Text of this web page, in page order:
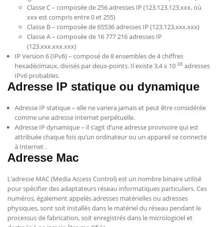
Classe C – composée de 256 adresses IP (123.123.123.xxx, où
xxx est compris entre 0 et 255)
Classe B – composée de 65536 adresses IP (123.123.xxx.xxx)
Classe A – composée de 16 777 216 adresses IP
(123.xxx.xxx.xxx)
IP Version 6 (IPv6) – composé de 8 ensembles de 4 chiffres
hexadécimaux, divisés par deux-points. Il existe 3,4 x 10 38 adresses
IPv6 probables.
Adresse IP statique ou dynamique
Adresse IP statique – elle ne variera jamais et peut être considérée
comme une adresse Internet perpétuelle.
Adresse IP dynamique – il s’agit d’une adresse provisoire qui est
attribuée chaque fois qu’un ordinateur ou un appareil se connecte
à Internet .
Adresse Mac
L’adresse MAC (Media Access Control) est un nombre binaire utilisé
pour spécifier des adaptateurs réseau informatiques particuliers. Ces
numéros, également appelés adresses matérielles ou adresses
physiques, sont soit installés dans le matériel du réseau pendant le
processus de fabrication, soit enregistrés dans le micrologiciel et